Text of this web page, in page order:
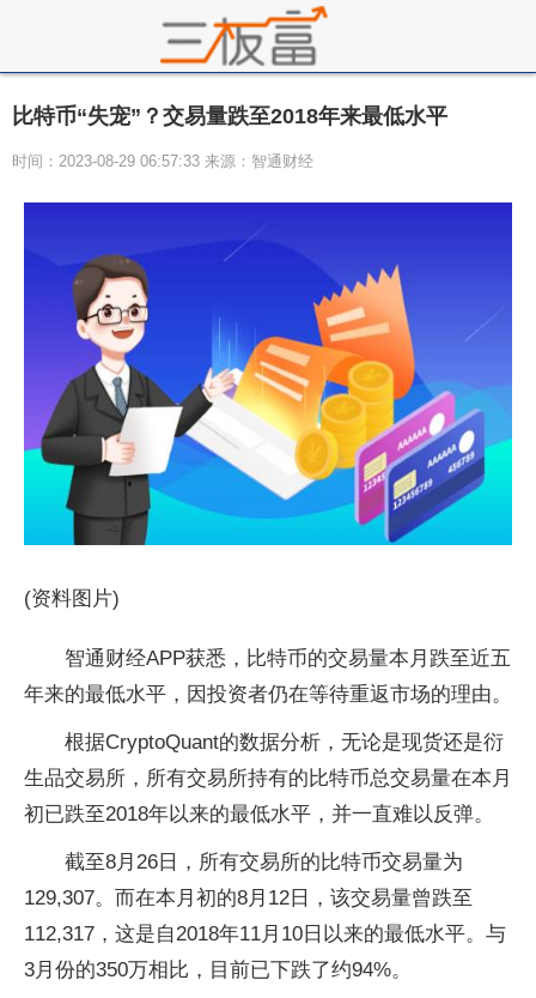
比特币“失宠”？交易量跌至2018年来最低水平
时间：2023-08-29 06:57:33 来源：智通财经
(资料图片)
智通财经APP获悉，比特币的交易量本月跌至近五
年来的最低水平，因投资者仍在等待重返市场的理由。
根据CryptoQuant的数据分析，无论是现货还是衍
生品交易所，所有交易所持有的比特币总交易量在本月
初已跌至2018年以来的最低水平，并一直难以反弹。
截至8月26日，所有交易所的比特币交易量为
129,307。而在本月初的8月12日，该交易量曾跌至
112,317，这是自2018年11月10日以来的最低水平。与
3月份的350万相比，目前已下跌了约94%。